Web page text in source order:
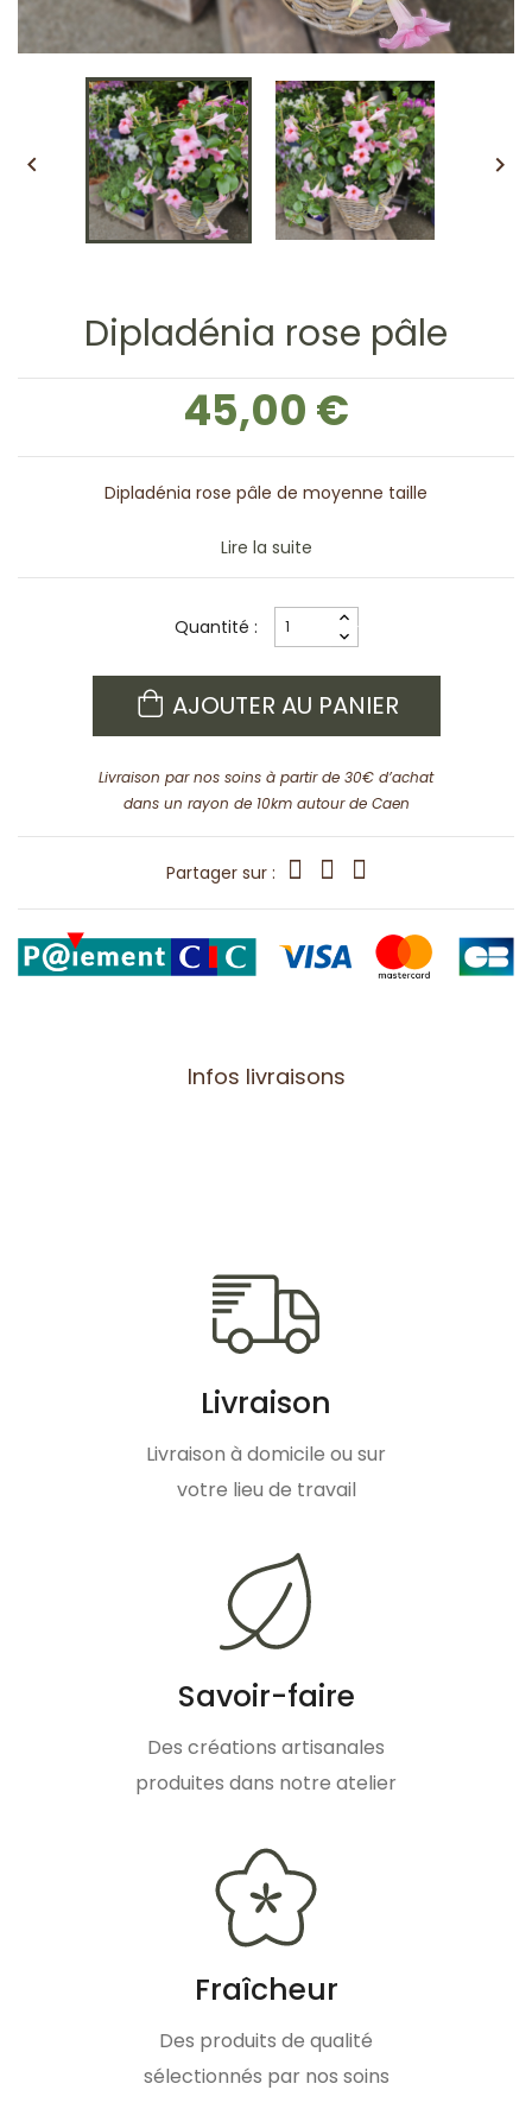
 
Dipladénia rose pâle
45,00 €
Dipladénia rose pâle de moyenne taille
Lire la suite
Quantité :
AJOUTER AU PANIER
Livraison par nos soins à partir de 30€ d’achat
dans un rayon de 10km autour de Caen
Partager sur :
Infos livraisons
Livraison
Livraison à domicile ou sur
votre lieu de travail
Savoir-faire
Des créations artisanales
produites dans notre atelier
Fraîcheur
Des produits de qualité
sélectionnés par nos soins